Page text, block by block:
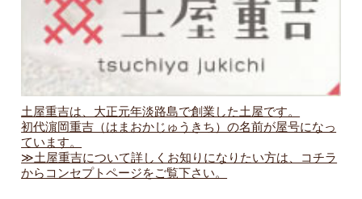
土屋重吉は、大正元年淡路島で創業した土屋です。
初代濵岡重吉（はまおかじゅうきち）の名前が屋号になっ
ています。
≫土屋重吉について詳しくお知りになりたい方は、コチラ
からコンセプトページをご覧下さい。